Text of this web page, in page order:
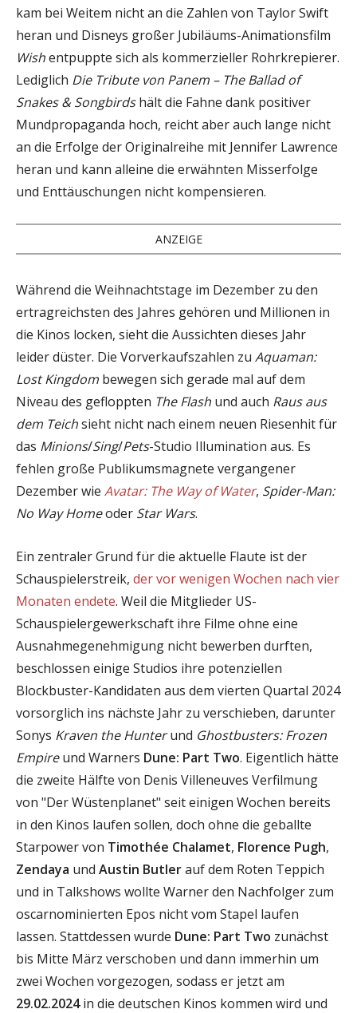
kam bei Weitem nicht an die Zahlen von Taylor Swift
heran und Disneys großer Jubiläums-Animationsfilm
Wishentpuppte sich als kommerzieller Rohrkrepierer.
Lediglich Die Tribute von Panem – The Ballad of
Snakes & Songbirdshält die Fahne dank positiver
Mundpropaganda hoch, reicht aber auch lange nicht
an die Erfolge der Originalreihe mit Jennifer Lawrence
heran und kann alleine die erwähnten Misserfolge
und Enttäuschungen nicht kompensieren.
ANZEIGE
Während die Weihnachtstage im Dezember zu den
ertragreichsten des Jahres gehören und Millionen in
die Kinos locken, sieht die Aussichten dieses Jahr
leider düster. Die Vorverkaufszahlen zu Aquaman:
Lost Kingdom bewegen sich gerade mal auf dem
Niveau des gefloppten The Flash und auch Raus aus
dem Teichsieht nicht nach einem neuen Riesenhit für
das Minions/Sing/Pets-Studio Illumination aus. Es
fehlen große Publikumsmagnete vergangener
Dezember wie Avatar: The Way of Water, Spider-Man:
No Way Homeoder Star Wars.
Ein zentraler Grund für die aktuelle Flaute ist der
Schauspielerstreik, der vor wenigen Wochen nach vier
Monaten endete. Weil die Mitglieder US-
Schauspielergewerkschaft ihre Filme ohne eine
Ausnahmegenehmigung nicht bewerben durften,
beschlossen einige Studios ihre potenziellen
Blockbuster-Kandidaten aus dem vierten Quartal 2024
vorsorglich ins nächste Jahr zu verschieben, darunter
Sonys Kraven the Hunterund Ghostbusters: Frozen
Empireund Warners Dune: Part Two. Eigentlich hätte
die zweite Hälfte von Denis Villeneuves Verfilmung
von "Der Wüstenplanet" seit einigen Wochen bereits
in den Kinos laufen sollen, doch ohne die geballte
Starpower von Timothée Chalamet, Florence Pugh,
Zendaya und Austin Butlerauf dem Roten Teppich
und in Talkshows wollte Warner den Nachfolger zum
oscarnominierten Epos nicht vom Stapel laufen
lassen. Stattdessen wurde Dune: Part Two zunächst
bis Mitte März verschoben und dann immerhin um
zwei Wochen vorgezogen, sodass er jetzt am
29.02.2024in die deutschen Kinos kommen wird und